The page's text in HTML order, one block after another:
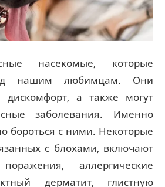
насекомые, которые
нашим любимцам. Они
а также могут
заболевания. Именно
бороться с ними. Некоторые
с блохами, включают
аллергические
дерматит, глистную